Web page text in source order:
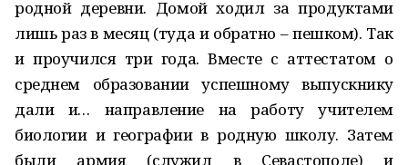
родной деревни. Домой ходил за продуктами
лишь раз в месяц (туда и обратно – пешком). Так
и проучился три года. Вместе с аттестатом о
среднем образовании успешному выпускнику
дали и… направление на работу учителем
биологии и географии в родную школу. Затем
были армия (служил в Севастополе) и